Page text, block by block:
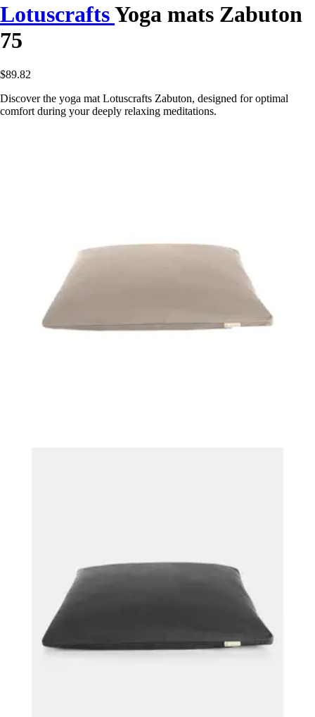
LotuscraftsYoga mats Zabuton
75
$89.82
Discover the yoga mat Lotuscrafts Zabuton, designed for optimal
comfort during your deeply relaxing meditations.